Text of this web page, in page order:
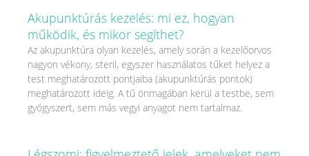
Akupunktúrás kezelés: mi ez, hogyan
működik, és mikor segíthet?
Az akupunktúra olyan kezelés, amely során a kezelőorvos
nagyon vékony, steril, egyszer használatos tűket helyez a
test meghatározott pontjaiba (akupunktúrás pontok)
meghatározott ideig. A tű önmagában kerül a testbe, sem
gyógyszert, sem más vegyi anyagot nem tartalmaz.